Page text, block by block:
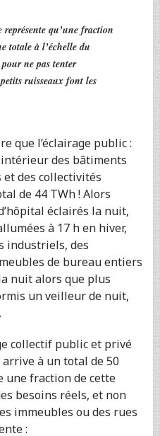
qu’une fraction
totale à l’échelle du
ne pas tenter
ruisseaux font les
que l’éclairage public :
intérieur des bâtiments
des collectivités
de 44 TWh ! Alors
éclairés la nuit,
à 17 h en hiver,
industriels, des
de bureau entiers
nuit alors que plus
un veilleur de nuit,
collectif public et privé
à un total de 50
une fraction de cette
besoins réels, et non
immeubles ou des rues
: